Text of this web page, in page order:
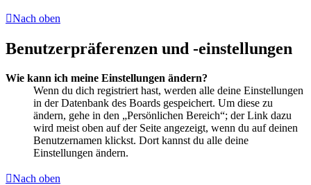
Nach oben
Benutzerpräferenzen und -einstellungen
Wie kann ich meine Einstellungen ändern?
Wenn du dich registriert hast, werden alle deine Einstellungen
in der Datenbank des Boards gespeichert. Um diese zu
ändern, gehe in den „Persönlichen Bereich“; der Link dazu
wird meist oben auf der Seite angezeigt, wenn du auf deinen
Benutzernamen klickst. Dort kannst du alle deine
Einstellungen ändern.
Nach oben